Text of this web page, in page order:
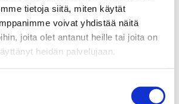
tietoja siitä, miten käytät
voivat yhdistää näitä
joita olet antanut heille tai joita on
heidän palvelujaan.